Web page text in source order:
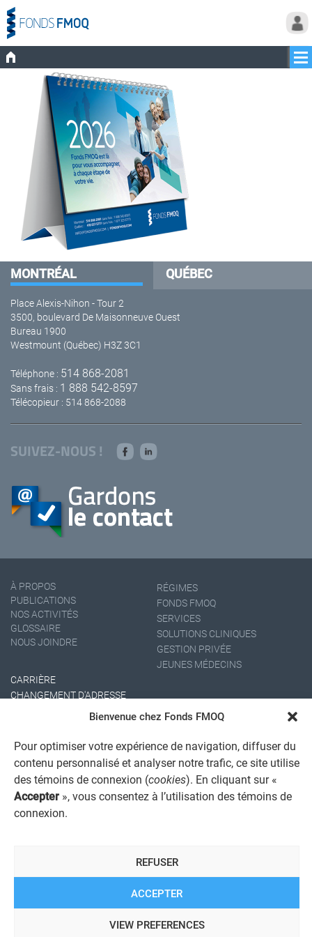
Bienvenue chez Fonds FMOQ
Pour optimiser votre expérience de navigation, diffuser du
contenu personnalisé et analyser notre trafic, ce site utilise
des témoins de connexion (cookies). En cliquant sur «
Accepter », vous consentez à l’utilisation des témoins de
connexion.
ACCEPTER
REFUSER
VIEW PREFERENCES
MONTRÉAL QUÉBEC
Place Alexis-Nihon - Tour 2
3500, boulevard De Maisonneuve Ouest
Bureau 1900
Westmount (Québec) H3Z 3C1
Téléphone : 514 868-2081
Sans frais : 1 888 542-8597
Télécopieur : 514 868-2088
SUIVEZ-NOUS !
À PROPOS
PUBLICATIONS
NOS ACTIVITÉS
GLOSSAIRE
NOUS JOINDRE
RÉGIMES
FONDS FMOQ
SERVICES
SOLUTIONS CLINIQUES
GESTION PRIVÉE
JEUNES MÉDECINS
CARRIÈRE
CHANGEMENT D'ADRESSE
AVIS JURIDIQUE GÉNÉRAL
POLITIQUE DE TRAITEMENT DES PLAINTES
REGISTRE DES CONFLITS D'INTÉRÊTS